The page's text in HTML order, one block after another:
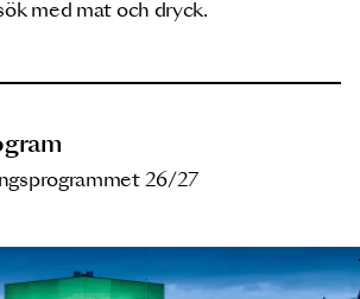
med mat och dryck.
26/27